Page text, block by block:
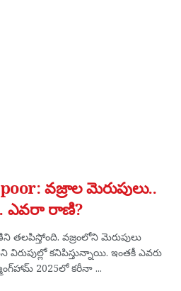
వజ్రాల మెరుపులు..
ఎవరా రాణి?
త‌ల‌పిస్తోంది. వ‌జ్రంలోని మెరుపులు
క‌నిపిస్తున్నాయి. ఇంత‌కీ ఎవ‌రు
2025లో కరీనా ...